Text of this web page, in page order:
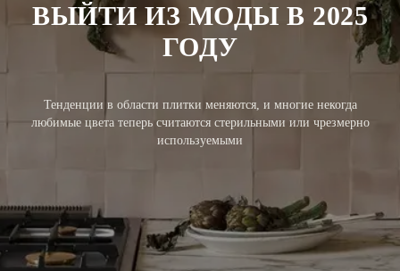
ВЫЙТИ ИЗ МОДЫ В 2025
ГОДУ
Тенденции в области плитки меняются, и многие некогда
любимые цвета теперь считаются стерильными или чрезмерно
используемыми